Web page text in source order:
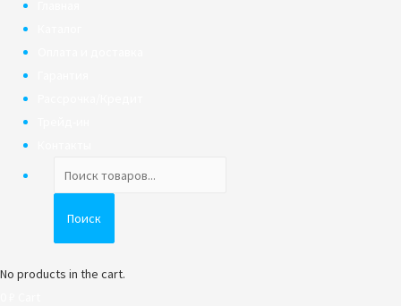
товаров
Поиск
No products in the cart.